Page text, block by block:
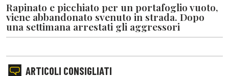
Rapinato e picchiato per un portafoglio vuoto,
viene abbandonato svenuto in strada. Dopo
una settimana arrestati gli aggressori
ARTICOLI CONSIGLIATI